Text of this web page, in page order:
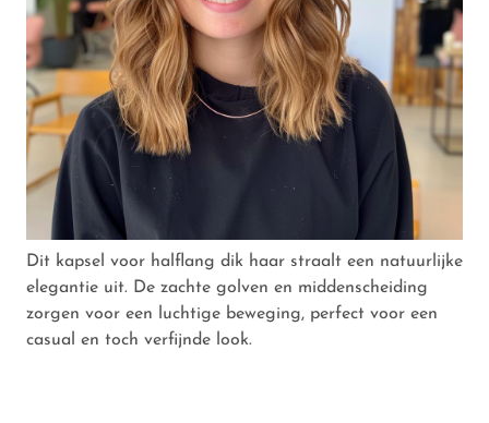
Dit kapsel voor halflang dik haar straalt een natuurlijke
elegantie uit. De zachte golven en middenscheiding
zorgen voor een luchtige beweging, perfect voor een
casual en toch verfijnde look.